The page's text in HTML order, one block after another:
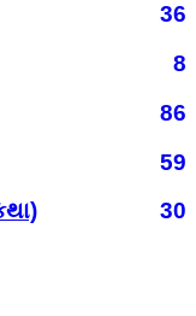
36
8
86
59
30